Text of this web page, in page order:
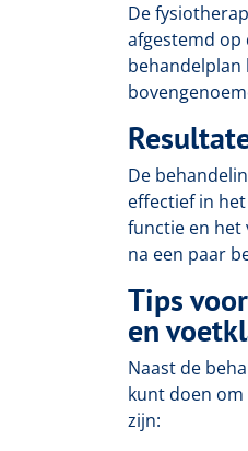
De
afgestemd op
behandelplan
De
effectief in
functie en het
na een paar
Tips
en
Naast de
kunt doen om
zijn: